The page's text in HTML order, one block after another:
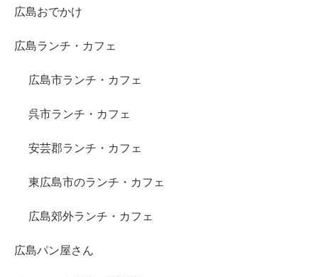
広島おでかけ
広島ランチ・カフェ
広島市ランチ・カフェ
呉市ランチ・カフェ
安芸郡ランチ・カフェ
東広島市のランチ・カフェ
広島郊外ランチ・カフェ
広島パン屋さん